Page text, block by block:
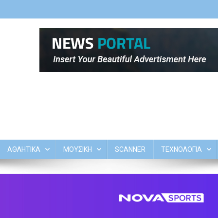
ΑΘΛΗΤΙΚΑ ΜΟΥΣΙΚΗ SCANNER ΤΕΧΝΟΛΟΓΙΑ